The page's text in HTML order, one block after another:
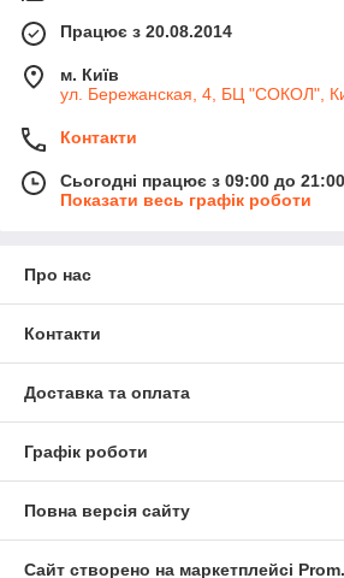
Працює з 20.08.2014
м. Київ
ул. Бережанская, 4, БЦ "СОКОЛ",
Контакти
Сьогодні працює з 09:00 до 21:00
Показати весь графік роботи
Про нас
Контакти
Доставка та оплата
Графік роботи
Повна версія сайту
Сайт створено на маркетплейсі